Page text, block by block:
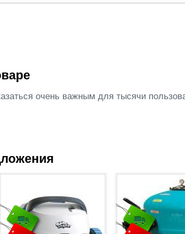
очень важным для тысячи